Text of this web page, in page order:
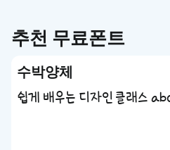
추천 무료폰트
수박양체
쉽게 배우는 디자인 클래스